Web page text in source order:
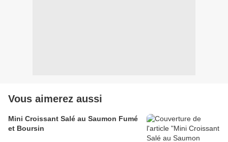
Vous aimerez aussi
Mini Croissant Salé au Saumon Fumé
et Boursin